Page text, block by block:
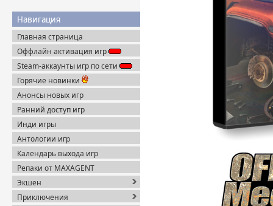
Навигация
Главная страница
Оффлайн активация игр
Steam-аккаунты игр по сети
Горячие новинки
Анонсы новых игр
Ранний доступ игр
Инди игры
Антологии игр
Календарь выхода игр
Репаки от MAXAGENT
Экшен
Приключения